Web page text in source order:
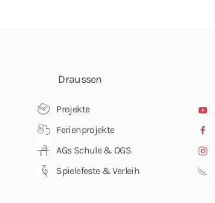
Draussen
Projekte
Ferienprojekte
AGs Schule & OGS
Spielefeste & Verleih